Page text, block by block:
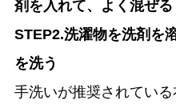
剤を入れて、よく混ぜる
STEP2.洗濯物を洗剤を
を洗う
手洗いが推奨されてい